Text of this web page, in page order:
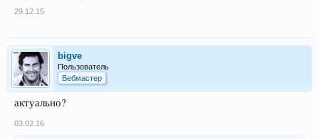
29.12.15
bigve
Пользователь
Вебмастер
актуально?
03.02.16